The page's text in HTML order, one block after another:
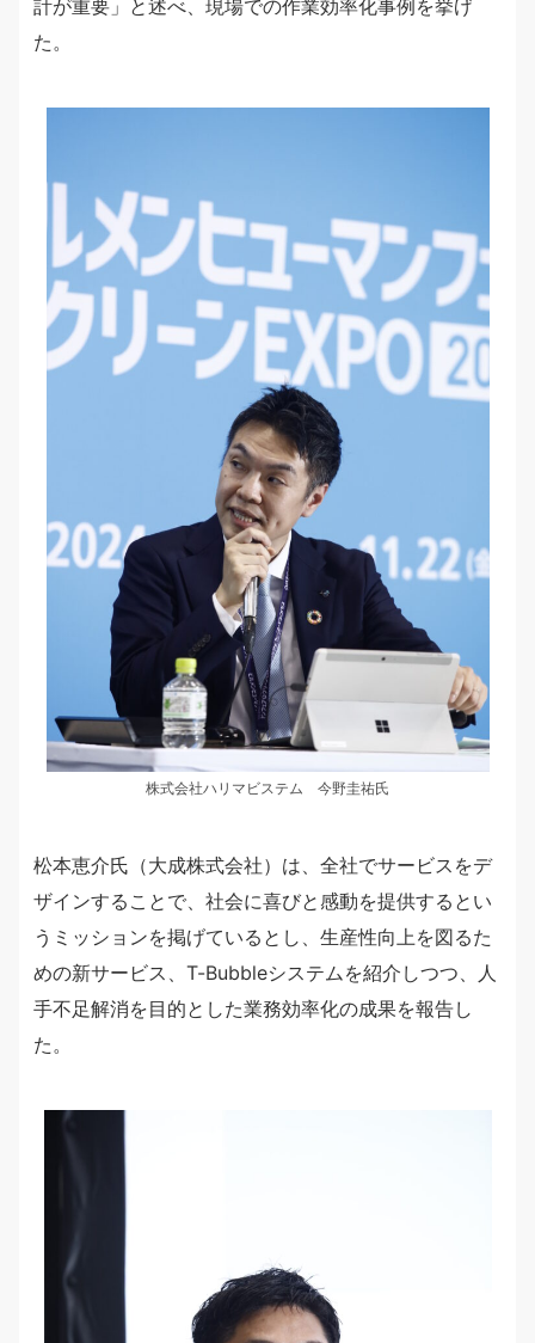
計が重要」と述べ、現場での作業効率化事例を挙げ
た。
株式会社ハリマビステム 今野圭祐氏
松本恵介氏（大成株式会社）は、全社でサービスをデ
ザインすることで、社会に喜びと感動を提供するとい
うミッションを掲げているとし、生産性向上を図るた
めの新サービス、T-Bubbleシステムを紹介しつつ、人
手不足解消を目的とした業務効率化の成果を報告し
た。